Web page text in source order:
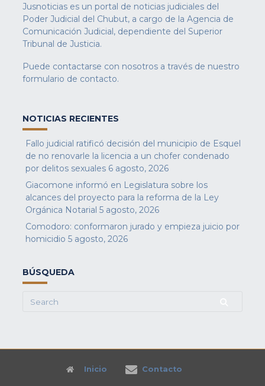
Jusnoticias es un portal de noticias judiciales del
Poder Judicial del Chubut, a cargo de la Agencia de
Comunicación Judicial, dependiente del Superior
Tribunal de Justicia.
Puede contactarse con nosotros a través de nuestro
formulario de contacto.
NOTICIAS RECIENTES
Fallo judicial ratificó decisión del municipio de Esquel
de no renovarle la licencia a un chofer condenado
por delitos sexuales 6 agosto, 2026
Giacomone informó en Legislatura sobre los
alcances del proyecto para la reforma de la Ley
Orgánica Notarial 5 agosto, 2026
Comodoro: conformaron jurado y empieza juicio por
homicidio 5 agosto, 2026
BÚSQUEDA
Search
Inicio Contacto